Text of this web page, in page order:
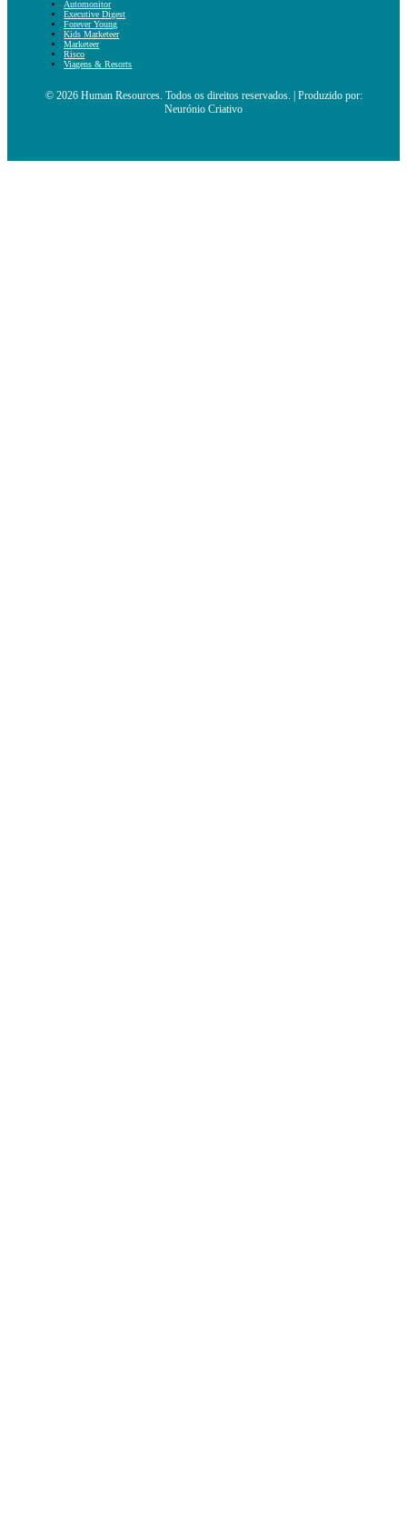
Automonitor
Executive Digest
Forever Young
Kids Marketeer
Marketeer
Risco
Viagens & Resorts
© 2026 Human Resources. Todos os direitos reservados. | Produzido por:
Neurónio Criativo